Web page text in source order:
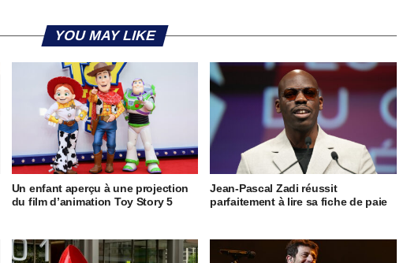
YOU MAY LIKE
Un enfant aperçu à une projection
du film d’animation Toy Story 5
Jean-Pascal Zadi réussit
parfaitement à lire sa fiche de paie